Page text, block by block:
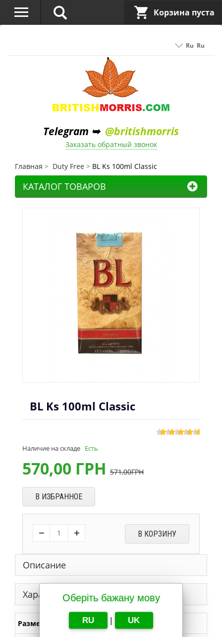
Оберіть бажану мову
RU | UK
Ru Ru
Telegram ➥ @britishmorris
Заказать обратный звонок
Корзина пуста
Главная Duty Free BL Ks 100ml Classic
КАТАЛОГ ТОВАРОВ
BL Ks 100ml Classic
Наличие на складе Есть
570,00 ГРН 571,00ГРН
В ИЗБРАННОЕ
− + В КОРЗИНУ
Описание
Характеристики
Размер King Size